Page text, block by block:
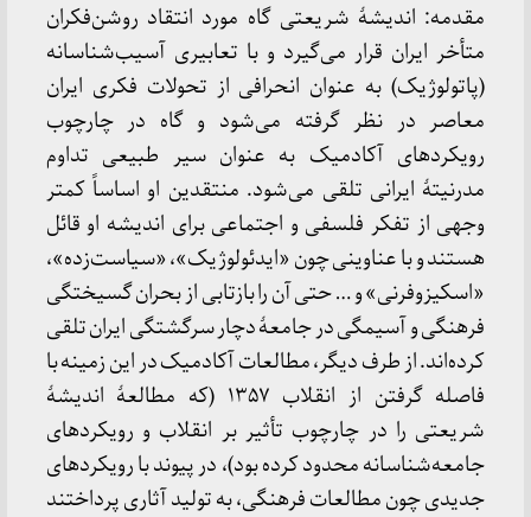
مقدمه: اندیشهٔ شریعتی گاه مورد انتقاد روشن‌فکران
متأخر ایران قرار می‌گیرد و با تعابیری آسیب‌شناسانه
(پاتولوژیک) به عنوان انحرافی از تحولات فکری ایران
معاصر در نظر گرفته می‌شود و گاه در چارچوب
رویکردهای آکادمیک به عنوان سیر طبیعی تداوم
مدرنیتهٔ ایرانی تلقی می‌شود. منتقدین او اساساً کمتر
وجهی از تفکر فلسفی و اجتماعی برای اندیشه او قائل
هستند و با عناوینی چون «ایدئولوژیک»، «سیاست‌زده»،
«اسکیزوفرنی» و … حتی آن را بازتابی از بحران گسیختگی
فرهنگی و آسیمگی در جامعهٔ دچار سرگشتگی ایران تلقی
کرده‌اند. از طرف دیگر، مطالعات آکادمیک در این زمینه با
فاصله گرفتن از انقلاب ۱۳۵۷ (که مطالعهٔ اندیشهٔ
شریعتی را در چارچوب تأثیر بر انقلاب و رویکردهای
جامعه‌شناسانه محدود کرده بود)، در پیوند با رویکردهای
جدیدی چون مطالعات فرهنگی، به تولید آثاری پرداختند